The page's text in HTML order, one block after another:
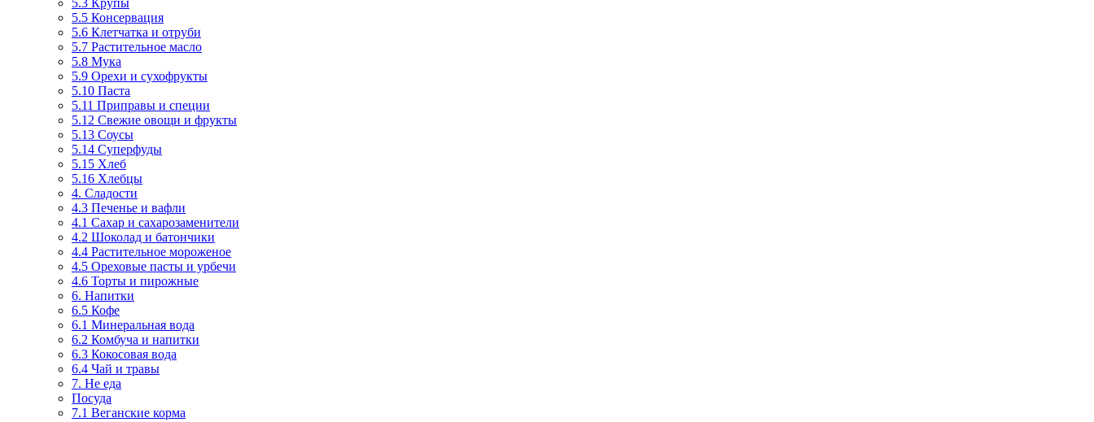
5.5 Консервация
5.6 Клетчатка и отруби
5.7 Растительное масло
5.8 Мука
5.9 Орехи и сухофрукты
5.10 Паста
5.11 Приправы и специи
5.12 Свежие овощи и фрукты
5.13 Соусы
5.14 Суперфуды
5.15 Хлеб
5.16 Хлебцы
4. Сладости
4.3 Печенье и вафли
4.1 Сахар и сахарозаменители
4.2 Шоколад и батончики
4.4 Растительное мороженое
4.5 Ореховые пасты и урбечи
4.6 Торты и пирожные
6. Напитки
6.5 Кофе
6.1 Минеральная вода
6.2 Комбуча и напитки
6.3 Кокосовая вода
6.4 Чай и травы
7. Не еда
Посуда
7.1 Веганские корма